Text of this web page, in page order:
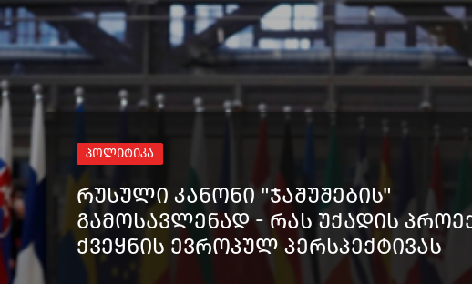
პოლიტიკა
რუსული კანონი "ჯაშუშების"
გამოსავლენად - რას უქადის
ქვეყნის ევროპულ პერსპექტივას